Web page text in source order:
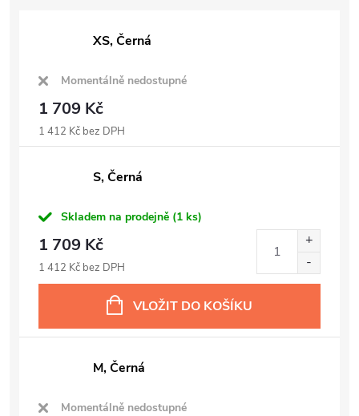
XS, Černá
Momentálně nedostupné
1 709 Kč
1 412 Kč bez DPH
S, Černá
Skladem na prodejně (1 ks)
1 709 Kč
1 412 Kč bez DPH
VLOŽIT DO KOŠÍKU
M, Černá
Momentálně nedostupné